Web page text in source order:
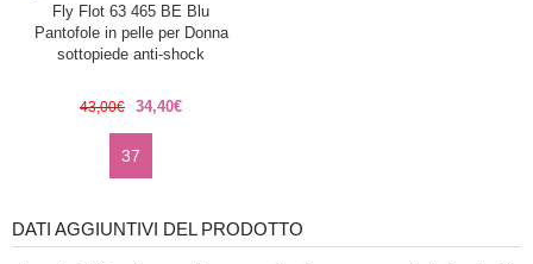
Fly Flot 63 465 BE Blu
Pantofole in pelle per Donna
sottopiede anti-shock
43,00€ 34,40€
37
DATI AGGIUNTIVI DEL PRODOTTO